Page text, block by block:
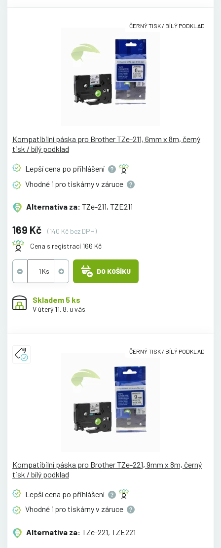
ČERNÝ TISK / BÍLÝ PODKLAD
Kompatibilní páska pro Brother TZe-211, 6mm x 8m, černý
tisk / bílý podklad
Lepší cena po přihlášení
Vhodné i pro tiskárny v záruce
Alternativa za: TZe-211, TZE211
169 Kč
(140 Kč bez DPH)
Cena s registrací 166 Kč
DO KOŠÍKU
Skladem 5 ks
V úterý 11. 8. u vás
ČERNÝ TISK / BÍLÝ PODKLAD
Kompatibilní páska pro Brother TZe-221, 9mm x 8m, černý
tisk / bílý podklad
Lepší cena po přihlášení
Vhodné i pro tiskárny v záruce
Alternativa za: TZe-221, TZE221